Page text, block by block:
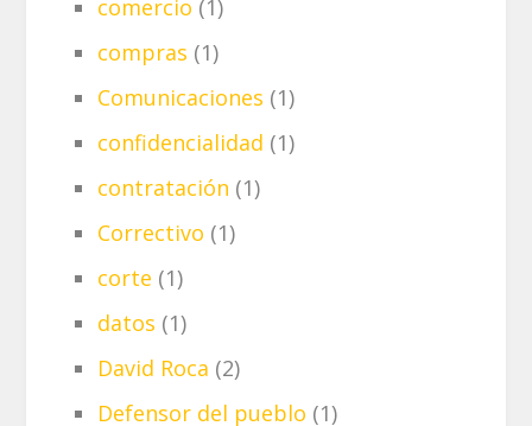
comercio (1)
compras (1)
Comunicaciones (1)
confidencialidad (1)
contratación (1)
Correctivo (1)
corte (1)
datos (1)
David Roca (2)
Defensor del pueblo (1)